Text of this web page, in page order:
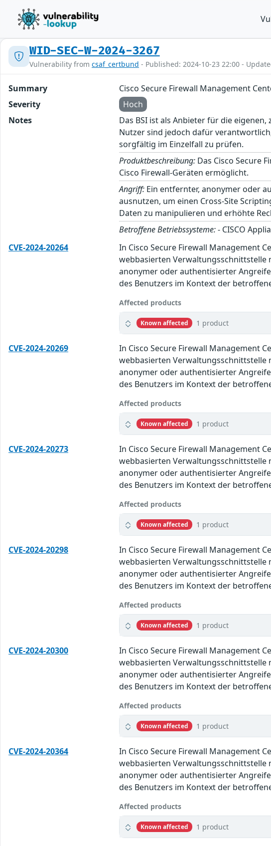
WID-SEC-W-2024-3267
Vulnerability from csaf_certbund - Published: 2024-10-23 22:00 -
Summary
Cisco Secure Firewall Management
Severity
Hoch
Notes
Das BSI ist als Anbieter für die
Nutzer sind jedoch dafür
sorgfältig im Einzelfall zu prüfen.
Produktbeschreibung: Das Cisco Secure
Cisco Firewall-Geräten ermöglicht.
Angriff: Ein entfernter, anonymer oder
ausnutzen, um einen Cross-Site
Daten zu manipulieren und erhöhte
Betroffene Betriebssysteme:- CISCO
CVE-2024-20264
In Cisco Secure Firewall Management
webbasierten Verwaltungsschnittstelle
anonymer oder authentisierter
des Benutzers im Kontext der
Affected products
Known affected 1 product
CVE-2024-20269
In Cisco Secure Firewall Management
webbasierten Verwaltungsschnittstelle
anonymer oder authentisierter
des Benutzers im Kontext der
Affected products
Known affected 1 product
CVE-2024-20273
In Cisco Secure Firewall Management
webbasierten Verwaltungsschnittstelle
anonymer oder authentisierter
des Benutzers im Kontext der
Affected products
Known affected 1 product
CVE-2024-20298
In Cisco Secure Firewall Management
webbasierten Verwaltungsschnittstelle
anonymer oder authentisierter
des Benutzers im Kontext der
Affected products
Known affected 1 product
CVE-2024-20300
In Cisco Secure Firewall Management
webbasierten Verwaltungsschnittstelle
anonymer oder authentisierter
des Benutzers im Kontext der
Affected products
Known affected 1 product
CVE-2024-20364
In Cisco Secure Firewall Management
webbasierten Verwaltungsschnittstelle
anonymer oder authentisierter
des Benutzers im Kontext der
Affected products
Known affected 1 product